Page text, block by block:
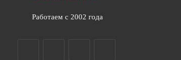
Работаем с 2002 года